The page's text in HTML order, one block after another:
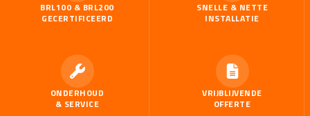
BRL100 & BRL200
GECERTIFICEERD
SNELLE & NETTE
INSTALLATIE
ONDERHOUD
& SERVICE
VRIJBLIJVENDE
OFFERTE